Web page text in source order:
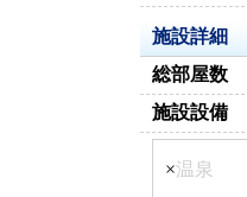
施設詳細
総部屋数
施設設備
×温泉